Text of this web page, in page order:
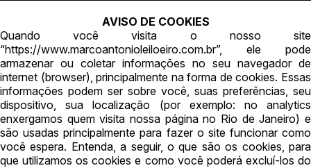
Apartamento
Apartamentos
Casa
Comercial
Hotel
Imovel
Lote
Judiciais Extrajudiciais
Faixa de valor
R$ até R$
Pesquisar
AVISO DE COOKIES
Quando você visita o nosso site
“https://www.marcoantonioleiloeiro.com.br”, ele pode
armazenar ou coletar informações no seu navegador de
internet (browser), principalmente na forma de cookies. Essas
informações podem ser sobre você, suas preferências, seu
dispositivo, sua localização (por exemplo: no analytics
enxergamos quem visita nossa página no Rio de Janeiro) e
são usadas principalmente para fazer o site funcionar como
você espera. Entenda, a seguir, o que são os cookies, para
que utilizamos os cookies e como você poderá excluí-los do